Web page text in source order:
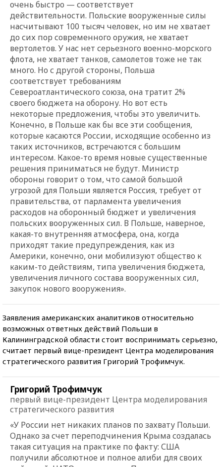
очень быстро — соответствует
действительности. Польские вооруженные силы
насчитывают 100 тысяч человек, но им не хватает
до сих пор современного оружия, не хватает
вертолетов. У нас нет серьезного военно-морского
флота, не хватает танков, самолетов тоже не так
много. Но с другой стороны, Польша
соответствует требованиям
Североатлантического союза, она тратит 2%
своего бюджета на оборону. Но вот есть
некоторые предложения, чтобы это увеличить.
Конечно, в Польше как бы все эти сообщения,
которые касаются России, исходящие особенно из
таких источников, встречаются с большим
интересом. Какое-то время новые существенные
решения приниматься не будут. Министр
обороны говорит о том, что самой большой
угрозой для Польши является Россия, требует от
правительства, от парламента увеличения
расходов на оборонный бюджет и увеличения
польских вооруженных сил. В Польше, наверное,
какая-то внутренняя атмосфера, она, когда
приходят такие предупреждения, как из
Америки, конечно, они мобилизуют общество к
каким-то действиям, типа увеличения бюджета,
увеличения личного состава вооруженных сил,
закупок нового вооружения».
Заявления американских аналитиков относительно
возможных ответных действий Польши в
Калининградской области стоит воспринимать серьезно,
считает первый вице-президент Центра моделирования
стратегического развития Григорий Трофимчук.
Григорий Трофимчук
первый вице-президент Центра моделирования
стратегического развития
«У России нет никаких планов по захвату Польши.
Однако за счет переподчинения Крыма создалась
такая ситуация на практике по факту: США
получили абсолютное и полное алиби для своих